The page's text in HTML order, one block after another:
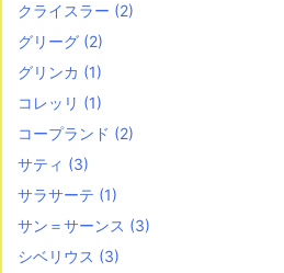
クライスラー (2)
グリーグ (2)
グリンカ (1)
コレッリ (1)
コープランド (2)
サティ (3)
サラサーテ (1)
サン＝サーンス (3)
シベリウス (3)